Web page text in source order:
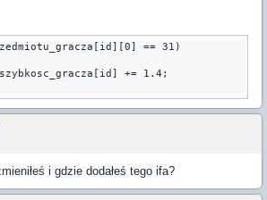
== 31)
i gdzie dodałeś tego ifa?